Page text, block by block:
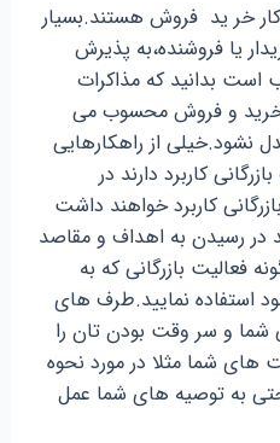
کار خر ید فروش هستند.بسیار
یا فروشنده،به پذیرش
بدانید که مذاکرات
خرید و فروش محسوب می
نشود.خیلی از راهکارهایی
کاربرد دارند در
کاربرد خواهند داشت
در رسیدن به اهداف و مقاصد
فعالیت بازرگانی که به
استفاده نمایید.طرف های
و سر وقت بودن تان را
های شما مثلا در مورد نحوه
به توصیه های شما عمل